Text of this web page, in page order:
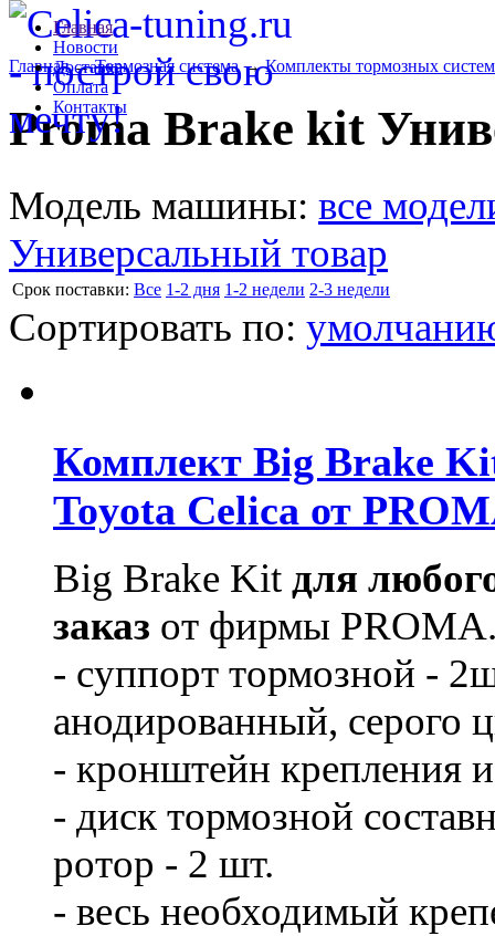
Главная
Новости
Доставка
Оплата
Контакты
Главная→Тормозная система→Комплекты тормозных систем
Proma Brake kit
Модель машины: все
Универсальный товар
Cрок поставки: Все 1-2 дня 1-2 недели 2-3 недели
Сортировать по:
Комплект Big Brake
Toyota Celica от
Big Brake Kit для
заказ от фирмы
- суппорт тормозной -
анодированный, серого
- кронштейн крепления
- диск тормозной
ротор - 2 шт.
- весь необходимый